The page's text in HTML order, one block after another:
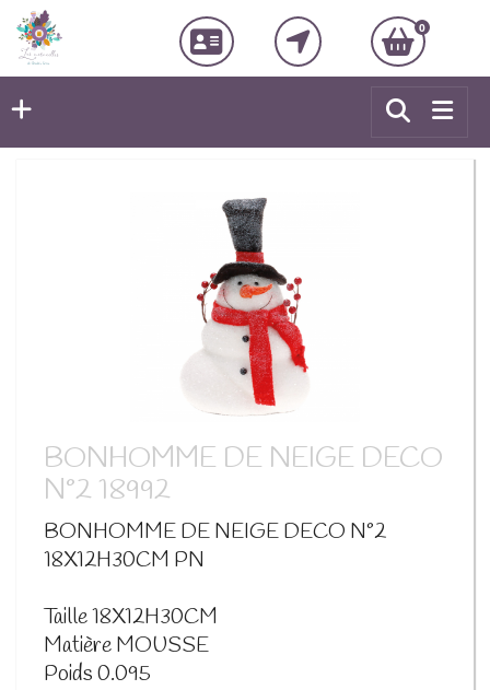
0
BONHOMME DE NEIGE DECO
N°2 18992
BONHOMME DE NEIGE DECO N°2
18X12H30CM PN
Taille 18X12H30CM
Matière MOUSSE
Poids 0.095